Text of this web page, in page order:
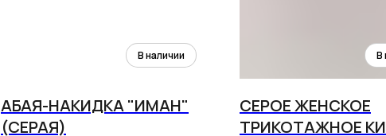
АБАЯ-НАКИДКА "ИМАН"
(СЕРАЯ)
СЕРОЕ ЖЕНСКОЕ
ТРИКОТАЖНОЕ